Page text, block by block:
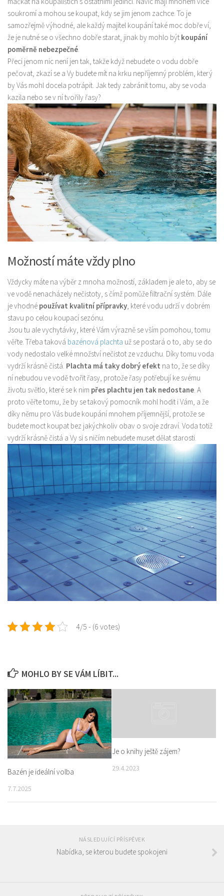
Produkty
soukromí a mohou se koupat, kdy se jim jenom zachce. To je
samozřejmě výhodné, ale každý majitel koupání také moc dobře ví,
že je nutné se o všechno dobře starat, jinak by mohlo být koupání
poměrně nebezpečné.
Přeci jenom nic není jen tak, takže když nebudete o vodu dobře
pečovat, zkazí se a Vy budete mít na krku nepříjemný problém, který
by Vás mohl docela potrápit. Jak tedy zabránit tomu, aby se voda
kazila nebo se v ní tvořily řasy?
Možností máte vždy plno
Vždycky máte na výběr z mnoha možností, základem je ale to, aby se
ve vodě nenacházely nečistoty, s čímž pomůže filtrační systém. Dále
je vhodné používat kvalitní přípravky, které vodu udrží v dobrém
stavu po celou koupací sezónu.
Jsou tu ale vychytávky, které Vám výrazně se vším pomohou, tomu
věřte. Třeba taková bazénová plachta už se postará o to, aby se do
vody nedostalo velké množství nečistot ze vzduchu. Díky tomu voda
vydrží krásně čistá. Plachta má taky dobrý efekt na to, že se díky
ní nebudou ve vodě tvořit řasy, protože řasy potřebují ke svému
životu světlo, které se k nim přes plachtu jen tak nedostane. A
proto věřte tomu, že by se takový pomocník mohl hodit i Vám, a že
díky němu pro Vás bude koupání mnohem příjemnější, protože se
budete moct koupat bez jakýchkoliv obav o svoje zdraví. Voda totiž
vydrží krásně čistá a Vy si s ničím nebudete muset dělat starosti.
4/5 - (6 votes)
MOHLO BY SE VÁM LÍBIT...
Bazén je ideální volba
7.7.2025
Je o knihy ještě zájem?
29.4.2023
NÁSLEDUJÍCÍ PŘÍSPĚVEK
Nabídka, se kterou budete spokojeni